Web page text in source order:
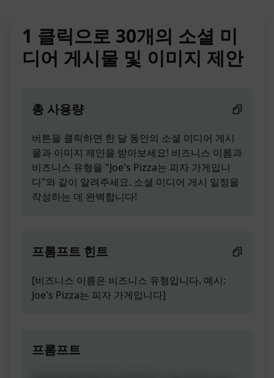
1 클릭으로 30개의 소셜 미
디어 게시물 및 이미지 제안
총 사용량
버튼을 클릭하면 한 달 동안의 소셜 미디어 게시
물과 이미지 제안을 받아보세요! 비즈니스 이름과
비즈니스 유형을 "Joe's Pizza는 피자 가게입니
다"와 같이 알려주세요. 소셜 미디어 게시 일정을
작성하는 데 완벽합니다!
프롬프트 힌트
[비즈니스 이름은 비즈니스 유형입니다. 예시:
Joe's Pizza는 피자 가게입니다]
프롬프트